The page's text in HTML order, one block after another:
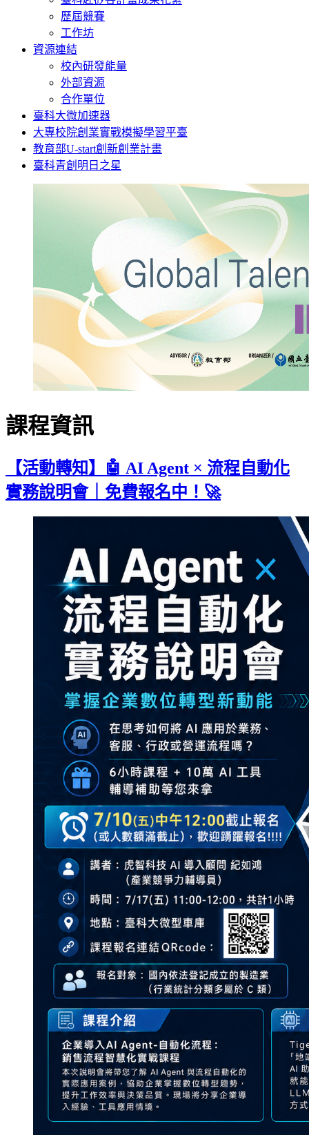
歷屆競賽
工作坊
資源連結
校內研發能量
外部資源
合作單位
臺科大微加速器
大專校院創業實戰模擬學習平臺
教育部U-start創新創業計畫
臺科青創明日之星
課程資訊
【活動轉知】🤖 AI Agent × 流程自動化
實務說明會｜免費報名中！🚀